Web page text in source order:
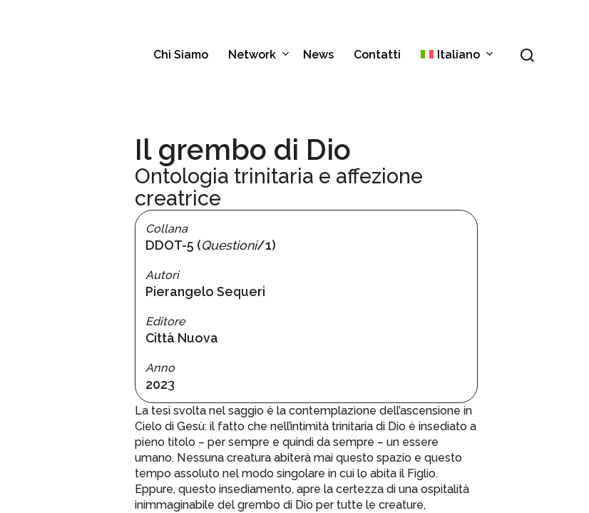
Chi Siamo Network News Contatti Italiano
Il grembo di Dio
Ontologia trinitaria e affezione
creatrice
Collana
DDOT-5 (Questioni/1)
Autori
Pierangelo Sequeri
Editore
Città Nuova
Anno
2023
La tesi svolta nel saggio è la contemplazione dell’ascensione in
Cielo di Gesù: il fatto che nell’intimità trinitaria di Dio è insediato a
pieno titolo – per sempre e quindi da sempre – un essere
umano. Nessuna creatura abiterà mai questo spazio e questo
tempo assoluto nel modo singolare in cui lo abita il Figlio.
Eppure, questo insediamento, apre la certezza di una ospitalità
inimmaginabile del grembo di Dio per tutte le creature,